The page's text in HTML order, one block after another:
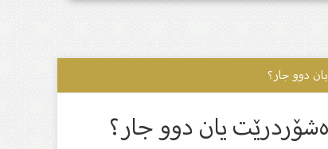
دوو جار؟
یان دوو جار؟